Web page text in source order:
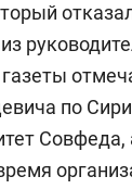
по
ID вместо